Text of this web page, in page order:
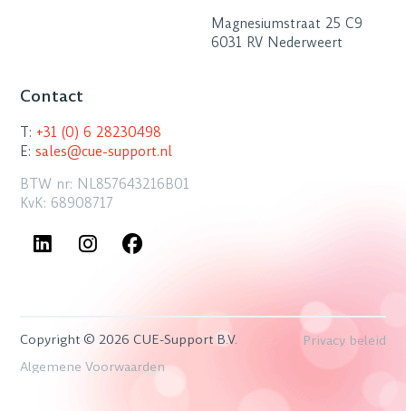
Magnesiumstraat 25 C9
6031 RV Nederweert
Contact
T: +31 (0) 6 28230498
E:sales@cue-support.nl
BTW nr: NL857643216B01
KvK: 68908717
Copyright © 2026 CUE-Support B.V.
Privacy beleid
Algemene Voorwaarden